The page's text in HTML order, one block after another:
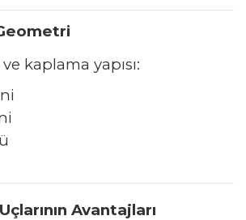
kaplama yapısı:
Avantajları